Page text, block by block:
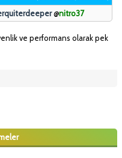
@nitro37
ve performans olarak pek